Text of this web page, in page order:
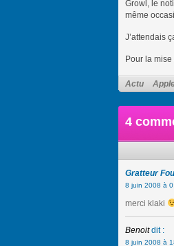
Growl, le
même
J’attendais
Pour la
Actu
4
Gratteur Fou
8 juin 2008 à
merci klaki
Benoit dit :
8 juin 2008 à